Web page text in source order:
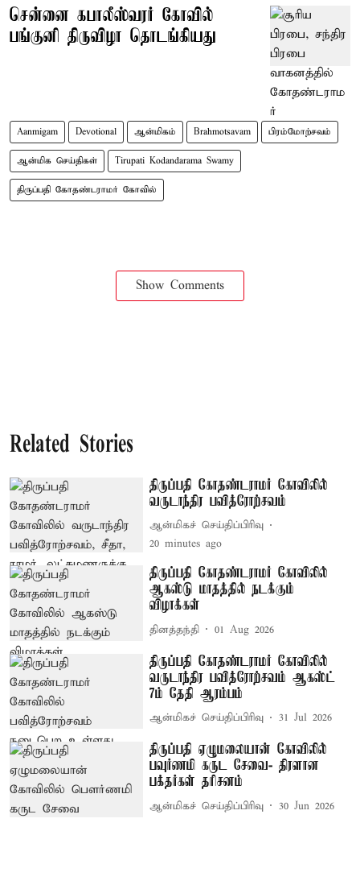
சென்னை கபாலீஸ்வரர் கோவில்
பங்குனி திருவிழா தொடங்கியது
Aanmigam Devotional ஆன்மிகம் Brahmotsavam பிரம்மோற்சவம்
ஆன்மிக செய்திகள் Tirupati Kodandarama Swamy
திருப்பதி கோதண்டராமர் கோவில்
Show Comments
Related Stories
திருப்பதி கோதண்டராமர் கோவிலில்
வருடாந்திர பவித்ரோற்சவம்
ஆன்மிகச் செய்திப்பிரிவு
20 minutes ago
திருப்பதி கோதண்டராமர் கோவிலில்
ஆகஸ்டு மாதத்தில் நடக்கும்
விழாக்கள்
தினத்தந்தி 01 Aug 2026
திருப்பதி கோதண்டராமர் கோவிலில்
வருடாந்திர பவித்ரோற்சவம் ஆகஸ்ட்
7ம் தேதி ஆரம்பம்
ஆன்மிகச் செய்திப்பிரிவு 31 Jul 2026
திருப்பதி ஏழுமலையான் கோவிலில்
பவுர்ணமி கருட சேவை- திரளான
பக்தர்கள் தரிசனம்
ஆன்மிகச் செய்திப்பிரிவு 30 Jun 2026